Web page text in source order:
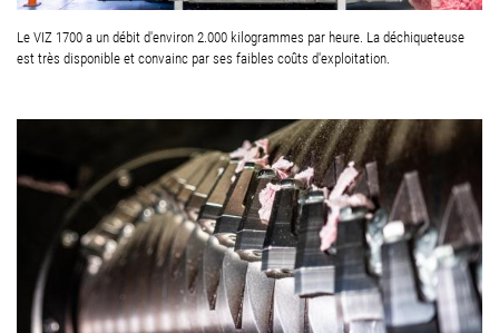
Le VIZ 1700 a un débit d'environ 2.000 kilogrammes par heure. La déchiqueteuse
est très disponible et convainc par ses faibles coûts d'exploitation.